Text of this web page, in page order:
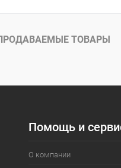
ТОВАРЫ
Помощь и
О компании